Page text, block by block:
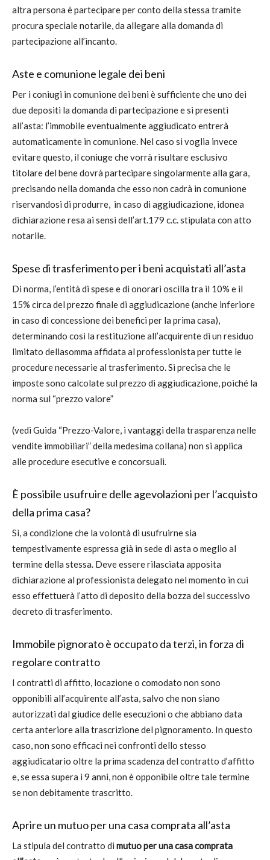
altra persona è partecipare per conto della stessa tramite
procura speciale notarile, da allegare alla domanda di
partecipazione all’incanto.
Aste e comunione legale dei beni
Per i coniugi in comunione dei beni è sufficiente che uno dei
due depositi la domanda di partecipazione e si presenti
all’asta: l’immobile eventualmente aggiudicato entrerà
automaticamente in comunione. Nel caso si voglia invece
evitare questo, il coniuge che vorrà risultare esclusivo
titolare del bene dovrà partecipare singolarmente alla gara,
precisando nella domanda che esso non cadrà in comunione
riservandosi di produrre, in caso di aggiudicazione, idonea
dichiarazione resa ai sensi dell’art.179 c.c. stipulata con atto
notarile.
Spese di trasferimento per i beni acquistati all’asta
Di norma, l’entità di spese e di onorari oscilla tra il 10% e il
15% circa del prezzo finale di aggiudicazione (anche inferiore
in caso di concessione dei benefici per la prima casa),
determinando così la restituzione all’acquirente di un residuo
limitato dellasomma affidata al professionista per tutte le
procedure necessarie al trasferimento. Si precisa che le
imposte sono calcolate sul prezzo di aggiudicazione, poiché la
norma sul “prezzo valore”
(vedi Guida “Prezzo-Valore, i vantaggi della trasparenza nelle
vendite immobiliari” della medesima collana) non si applica
alle procedure esecutive e concorsuali.
È possibile usufruire delle agevolazioni per l’acquisto
della prima casa?
Sì, a condizione che la volontà di usufruirne sia
tempestivamente espressa già in sede di asta o meglio al
termine della stessa. Deve essere rilasciata apposita
dichiarazione al professionista delegato nel momento in cui
esso effettuerà l’atto di deposito della bozza del successivo
decreto di trasferimento.
Immobile pignorato è occupato da terzi, in forza di
regolare contratto
I contratti di affitto, locazione o comodato non sono
opponibili all’acquirente all’asta, salvo che non siano
autorizzati dal giudice delle esecuzioni o che abbiano data
certa anteriore alla trascrizione del pignoramento. In questo
caso, non sono efficaci nei confronti dello stesso
aggiudicatario oltre la prima scadenza del contratto d’affitto
e, se essa supera i 9 anni, non è opponibile oltre tale termine
se non debitamente trascritto.
Aprire un mutuo per una casa comprata all’asta
La stipula del contratto di mutuo per una casa comprata